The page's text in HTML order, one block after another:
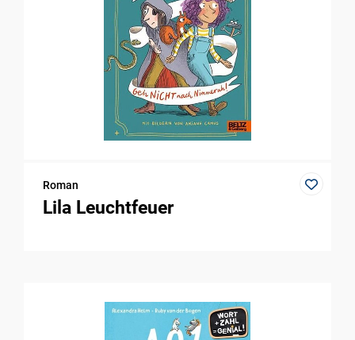
Roman
Lila Leuchtfeuer